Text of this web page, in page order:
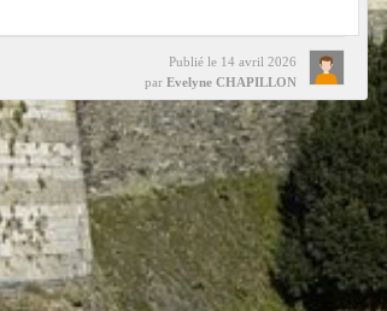
Publié le 14 avril 2026
par Evelyne CHAPILLON